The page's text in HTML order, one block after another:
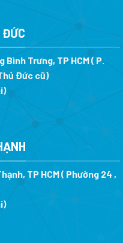
ĐỨC
Trưng, TP HCM ( P.
Đức cũ)
TP HCM ( Phường 24 ,